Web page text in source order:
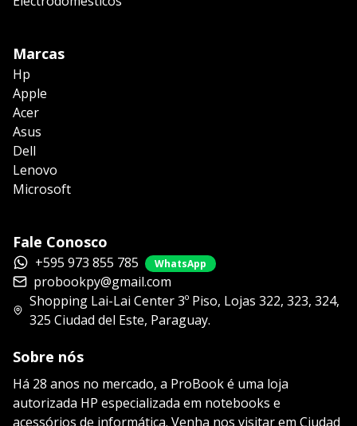
Marcas
Hp
Apple
Acer
Asus
Dell
Lenovo
Microsoft
Fale Conosco
+595 973 855 785 WhatsApp
probookpy@gmail.com
Shopping Lai-Lai Center 3º Piso, Lojas 322, 323, 324,
325 Ciudad del Este, Paraguay.
Sobre nós
Há 28 anos no mercado, a ProBook é uma loja
autorizada HP especializada em notebooks e
acessórios de informática. Venha nos visitar em Ciudad